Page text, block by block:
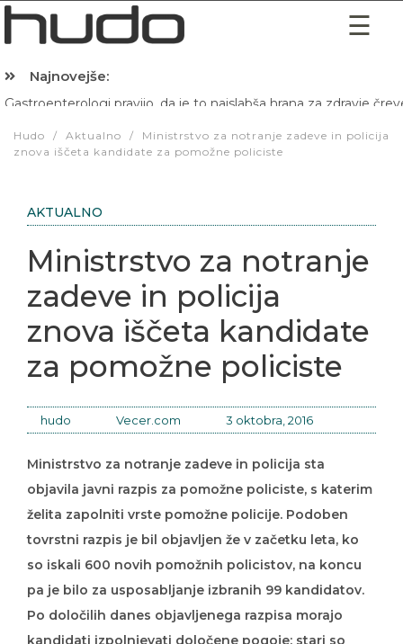
Najnovejše:
Hibernacijska dieta: Zakaj je pred spanjem dobro pojesti žlico
znova iščeta kandidate za pomožne policiste
Ministrstvo za notranje
zadeve in policija
znova iščeta kandidate
za pomožne policiste
hudo Vecer.com 3 oktobra, 2016
objavila javni razpis za pomožne policiste, s katerim
želita zapolniti vrste pomožne policije. Podoben
tovrstni razpis je bil objavljen že v začetku leta, ko
so iskali 600 novih pomožnih policistov, na koncu
pa je bilo za usposabljanje izbranih 99 kandidatov.
Po določilih danes objavljenega razpisa morajo
kandidati izpolnjevati določene pogoje: stari so